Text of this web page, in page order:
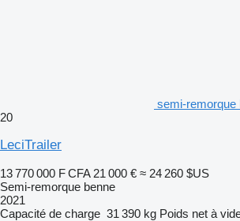
semi-remorque
20
LeciTrailer
13 770 000 F CFA 21 000 € ≈ 24 260 $US
Semi-remorque benne
2021
Capacité de charge 31 390 kg Poids net à